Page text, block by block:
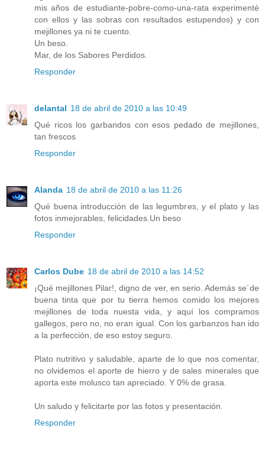
mis años de estudiante-pobre-como-una-rata experimenté
con ellos y las sobras con resultados estupendos) y con
mejillones ya ni te cuento.
Un beso.
Mar, de los Sabores Perdidos.
Responder
delantal 18 de abril de 2010 a las 10:49
Qué ricos los garbandos con esos pedado de mejillones,
tan frescos
Responder
Alanda 18 de abril de 2010 a las 11:26
Qué buena introducción de las legumbres, y el plato y las
fotos inmejorables, felicidades.Un beso
Responder
Carlos Dube 18 de abril de 2010 a las 14:52
¡Qué mejillones Pilar!, digno de ver, en serio. Además se´de
buena tinta que por tu tierra hemos comido los mejores
mejillones de toda nuesta vida, y aquí los compramos
gallegos, pero no, no eran igual. Con los garbanzos han ido
a la perfección, de eso estoy seguro.
Plato nutritivo y saludable, aparte de lo que nos comentar,
no olvidemos el aporte de hierro y de sales minerales que
aporta este molusco tan apreciado. Y 0% de grasa.
Un saludo y felicitarte por las fotos y presentación.
Responder